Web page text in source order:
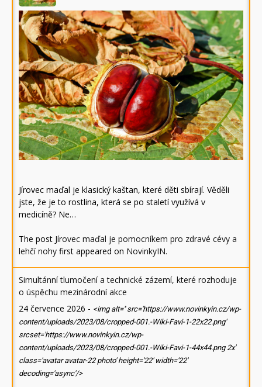
Jírovec maďal je klasický kaštan, které děti sbírají. Věděli
jste, že je to rostlina, která se po staletí využívá v
medicíně? Ne…
The post Jírovec maďal je pomocníkem pro zdravé cévy a
lehčí nohy first appeared on NovinkyIN.
Simultánní tlumočení a technické zázemí, které rozhoduje
o úspěchu mezinárodní akce
24 července 2026 - <img alt='' src='https://www.novinkyin.cz/wp-
content/uploads/2023/08/cropped-001.-Wiki-Favi-1-22x22.png'
srcset='https://www.novinkyin.cz/wp-
content/uploads/2023/08/cropped-001.-Wiki-Favi-1-44x44.png 2x'
class='avatar avatar-22 photo' height='22' width='22'
decoding='async'/>